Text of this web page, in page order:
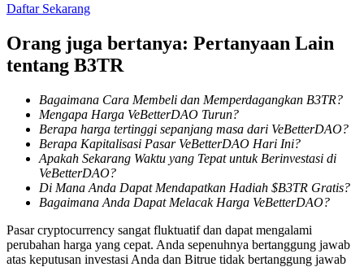
Launchpool
Staking fleksibel untuk mendapatkan token populer
Daftar Sekarang
Orang juga bertanya: Pertanyaan Lain
tentang B3TR
Bagaimana Cara Membeli dan Memperdagangkan B3TR?
Mengapa Harga VeBetterDAO Turun?
Berapa harga tertinggi sepanjang masa dari VeBetterDAO?
Berapa Kapitalisasi Pasar VeBetterDAO Hari Ini?
Apakah Sekarang Waktu yang Tepat untuk Berinvestasi di
VeBetterDAO?
Di Mana Anda Dapat Mendapatkan Hadiah $B3TR Gratis?
Bagaimana Anda Dapat Melacak Harga VeBetterDAO?
Pasar cryptocurrency sangat fluktuatif dan dapat mengalami
perubahan harga yang cepat. Anda sepenuhnya bertanggung jawab
atas keputusan investasi Anda dan Bitrue tidak bertanggung jawab